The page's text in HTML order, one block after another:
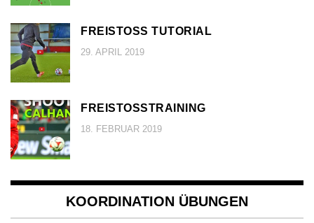
FREISTOSS TUTORIAL
29. APRIL 2019
FREISTOSSTRAINING
18. FEBRUAR 2019
KOORDINATION ÜBUNGEN